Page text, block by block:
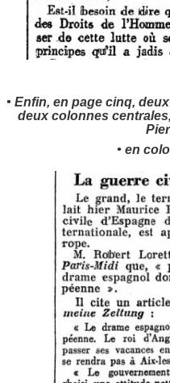
• Enfin, en page cinq,
deux colonnes
• en